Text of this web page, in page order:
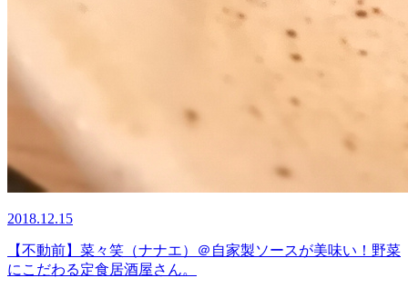
2018.12.15
【不動前】菜々笑（ナナエ）＠自家製ソースが美味い！野菜
にこだわる定食居酒屋さん。